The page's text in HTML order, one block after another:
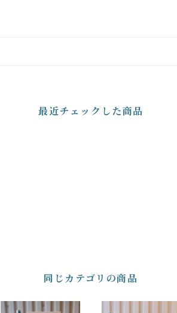
最近チェックした商品
同じカテゴリの商品